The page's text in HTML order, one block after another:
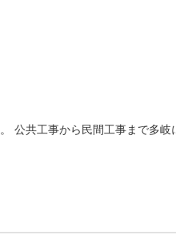
公共工事から民間工事まで多